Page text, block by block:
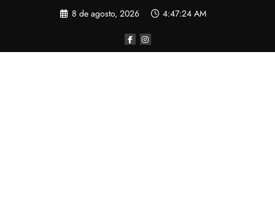
8 de agosto, 2026 4:47:25 AM